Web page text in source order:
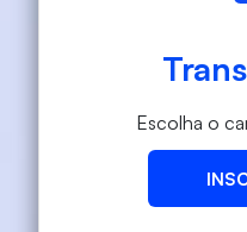
Escolha o